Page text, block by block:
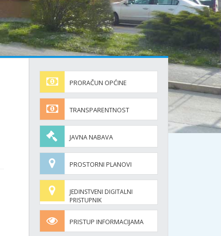
PRORAČUN OPĆINE
TRANSPARENTNOST
JAVNA NABAVA
PROSTORNI PLANOVI
JEDINSTVENI DIGITALNI
PRISTUPNIK
PRISTUP INFORMACIJAMA